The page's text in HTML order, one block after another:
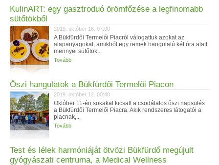
KulinART: egy gasztroduó örömfőzése a legfinomabb
sütőtökből
2019. október 16. 07:00
A Bükfürdői Termelői Piacról válogattuk azokat az
alapanyagokat, amikből egy remek hangulatú két óra alatt
mennyei sütőtök...
Tovább
Őszi hangulatok a Bükfürdői Termelői Piacon
2019. október 12. 00:40
Október 11-én sokakat kicsalt a csodálatos őszi napsütés
a Bükfürdői Termelői Piacra. Akik rendszeres látogatói a
piacnak,...
Tovább
Test és lélek harmóniáját ötvözi Bükfürdő megújult
gyógyászati centruma, a Medical Wellness